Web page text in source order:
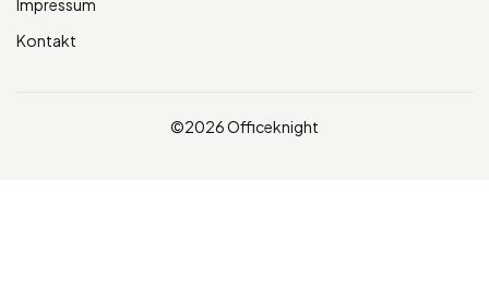
Impressum
Kontakt
©2026 Officeknight